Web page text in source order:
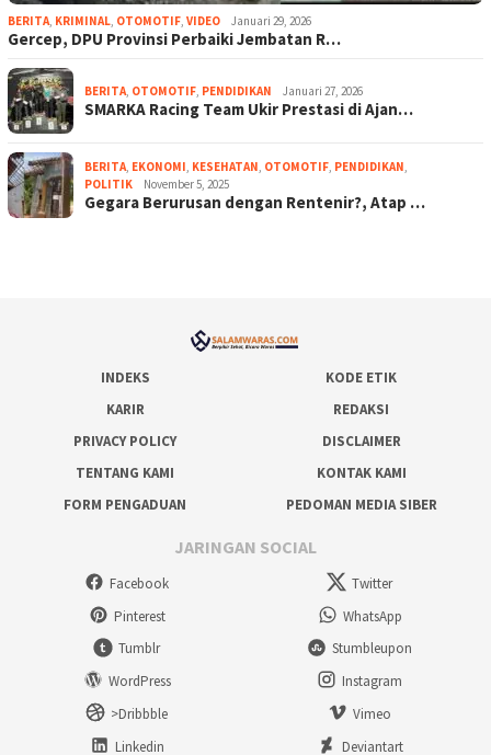
BERITA, KRIMINAL, OTOMOTIF, VIDEO Januari 29, 2026
Gercep, DPU Provinsi Perbaiki Jembatan R…
BERITA, OTOMOTIF, PENDIDIKAN Januari 27, 2026
SMARKA Racing Team Ukir Prestasi di Ajan…
BERITA, EKONOMI, KESEHATAN, OTOMOTIF, PENDIDIKAN,
POLITIK
November 5, 2025
Gegara Berurusan dengan Rentenir?, Atap …
INDEKS
KODE ETIK
KARIR
REDAKSI
PRIVACY POLICY
DISCLAIMER
TENTANG KAMI
KONTAK KAMI
FORM PENGADUAN
PEDOMAN MEDIA SIBER
JARINGAN SOCIAL
Facebook
Twitter
Pinterest
WhatsApp
Tumblr
Stumbleupon
WordPress
Instagram
>Dribbble
Vimeo
Linkedin
Deviantart